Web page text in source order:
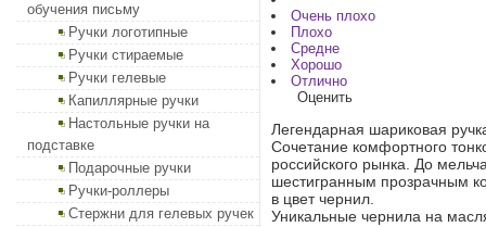
обучения письму
Ручки логотипные
Ручки стираемые
Ручки гелевые
Капиллярные ручки
Настольные ручки на
подставке
Подарочные ручки
Ручки-роллеры
Стержни для гелевых ручек
Очень плохо
Плохо
Средне
Хорошо
Отлично
Оценить
Легендарная шариковая
Сочетание комфортного
российского рынка. До
шестигранным прозрачным
в цвет чернил.
Уникальные чернила на